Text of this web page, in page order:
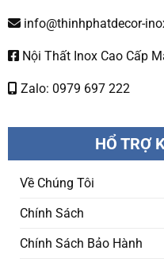
info@thinhphatdecor-
Nội Thất Inox Cao Cấp
Zalo: 0979 697 222
HỔ TRỢ
Về Chúng Tôi
Chính Sách
Chính Sách Bảo Hành